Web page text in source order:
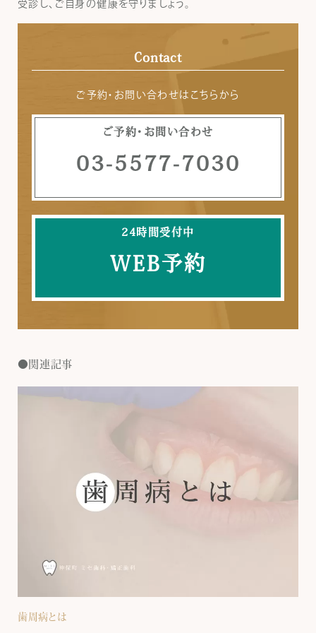
受診し、ご自身の健康を守りましょう。
Contact
ご予約・お問い合わせはこちらから
ご予約・お問い合わせ
03-5577-7030
24時間受付中
WEB予約
関連記事
歯周病とは